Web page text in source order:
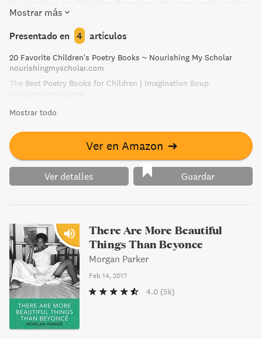
of each poem, this gentle introduction is organized by
season and includes important word definitions and a
Mostrar más
Presentado en 4 artículos
20 Favorite Children's Poetry Books ~ Nourishing My Scholar
nourishingmyscholar.com
The Best Poetry Books for Children | Imagination Soup
Mostrar todo
Ver en Amazon ➔
Ver detalles Guardar
There Are More Beautiful
Things Than Beyonce
Morgan Parker
Feb 14, 2017
4.0 (5k)